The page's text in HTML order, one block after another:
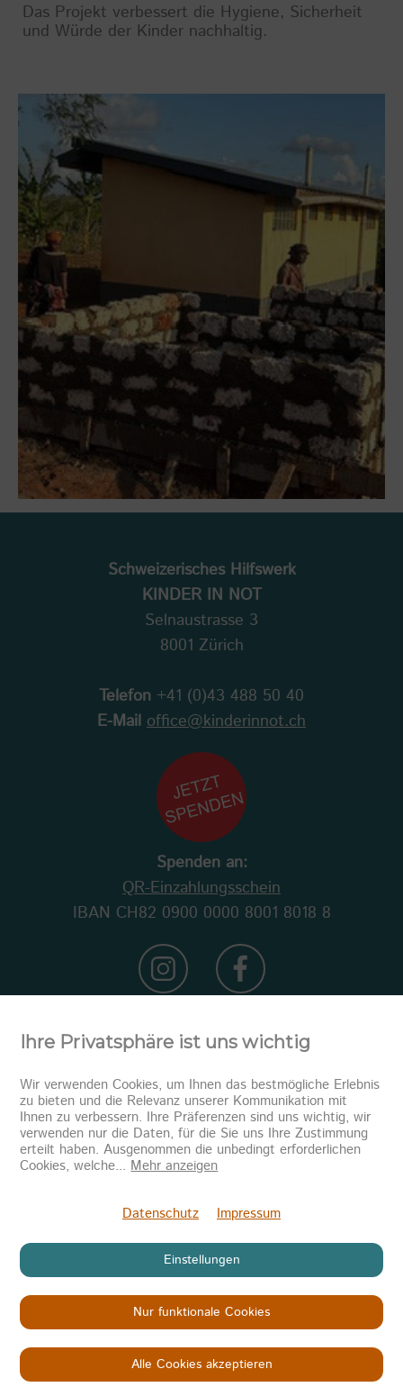
Das Projekt verbessert die Hygiene, Sicherheit
und Würde der Kinder nachhaltig.
Schweizerisches Hilfswerk
KINDER IN NOT
Selnaustrasse 3
8001 Zürich
Telefon +41 (0)43 488 50 40
E-Mail office@kinderinnot.ch
Spenden an:
QR-Einzahlungsschein
IBAN CH82 0900 0000 8001 8018 8
Newsletter abonnieren
Copyright © 2026KINDER IN NOT
Datenschutz
Impressum AGB
Ihre Privatsphäre ist uns wichtig
Wir verwenden Cookies, um Ihnen das bestmögliche Erlebnis
zu bieten und die Relevanz unserer Kommunikation mit
Ihnen zu verbessern. Ihre Präferenzen sind uns wichtig, wir
verwenden nur die Daten, für die Sie uns Ihre Zustimmung
erteilt haben. Ausgenommen die unbedingt erforderlichen
Cookies, welche... Mehr anzeigen
Datenschutz Impressum
Einstellungen
Nur funktionale Cookies
Alle Cookies akzeptieren